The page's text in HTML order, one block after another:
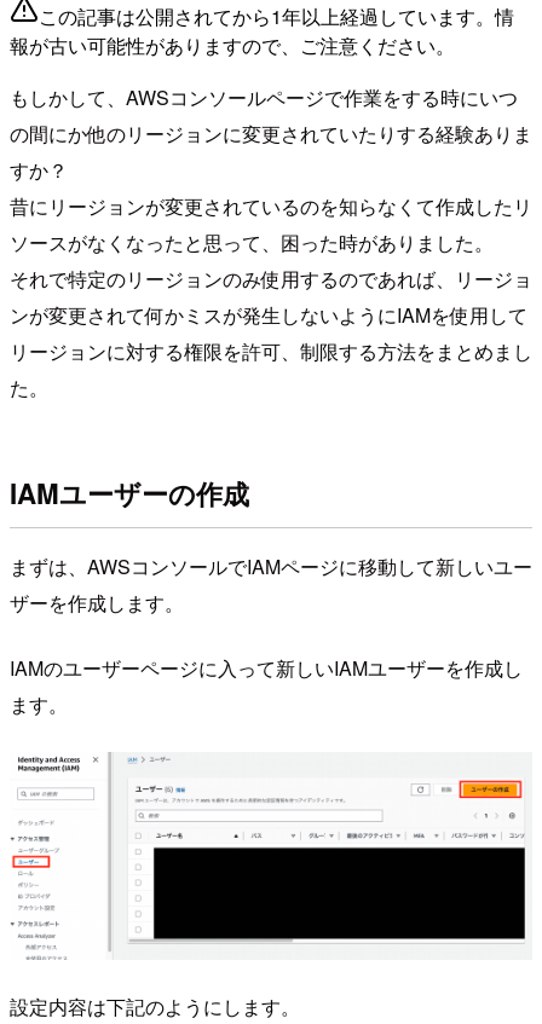
この記事は公開されてから1年以上経過しています。情
報が古い可能性がありますので、ご注意ください。
もしかして、AWSコンソールページで作業をする時にいつ
の間にか他のリージョンに変更されていたりする経験ありま
すか？
昔にリージョンが変更されているのを知らなくて作成したリ
ソースがなくなったと思って、困った時がありました。
それで特定のリージョンのみ使用するのであれば、リージョ
ンが変更されて何かミスが発生しないようにIAMを使用して
リージョンに対する権限を許可、制限する方法をまとめまし
た。
IAMユーザーの作成
まずは、AWSコンソールでIAMページに移動して新しいユー
ザーを作成します。
IAMのユーザーページに入って新しいIAMユーザーを作成し
ます。
設定内容は下記のようにします。